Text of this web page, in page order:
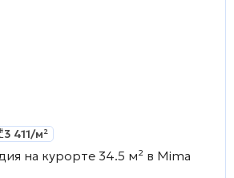
3 411/м²
на курорте 34.5 м² в Mima